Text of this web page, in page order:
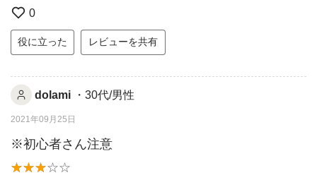
0
役に立った レビューを共有
dolami ・30代/男性
2021年09月25日
※初心者さん注意